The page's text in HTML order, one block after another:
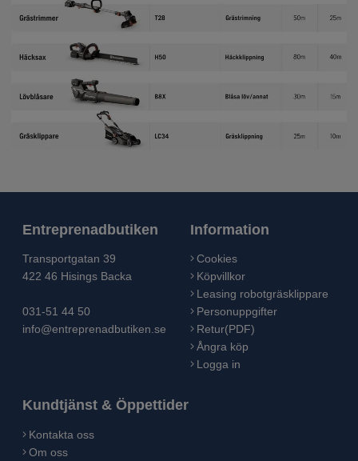
Entreprenadbutiken
Transportgatan 39
422 46 Hisings Backa
031-51 44 50
info@entreprenadbutiken.se
Information
Cookies
Köpvillkor
Leasing robotgräsklippare
Personuppgifter
Retur(PDF)
Ångra köp
Logga in
Kundtjänst & Öppettider
Kontakta oss
Om oss